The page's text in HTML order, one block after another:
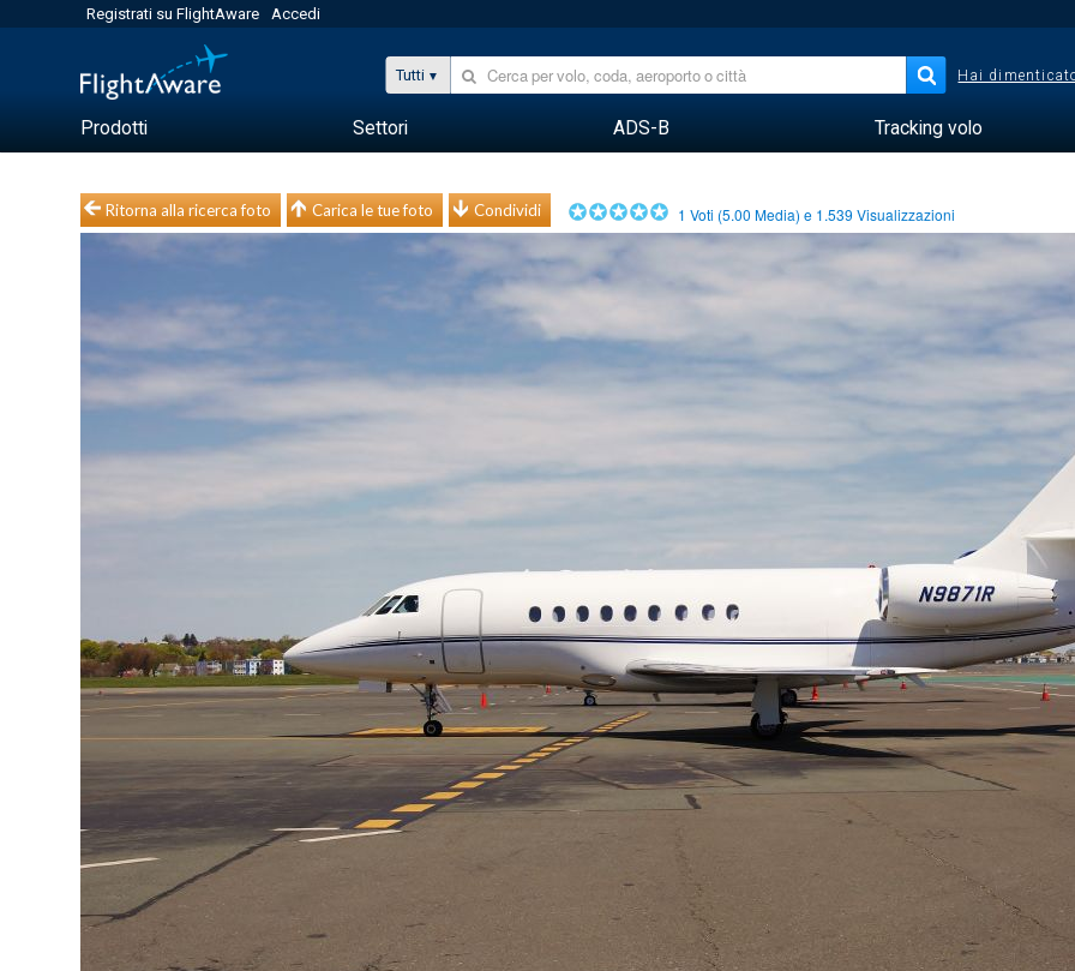
Registrati su FlightAware Accedi
Tutti Hai
Prodotti Settori ADS-B Tracking volo
Ritorna alla ricerca foto Carica le tue foto Condividi 1 Voti (5.00 Media) e 1.539 Visualizzazioni